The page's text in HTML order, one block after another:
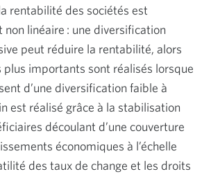
rentabilité des sociétés est
linéaire : une diversification
peut réduire la rentabilité, alors
plus importants sont réalisés lorsque
d’une diversification faible à
est réalisé grâce à la stabilisation
découlant d’une couverture
économiques à l’échelle
des taux de change et les droits